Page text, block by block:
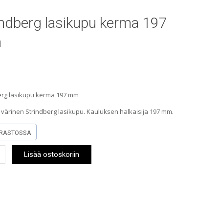
lasikupu kerma 197
lasikupu kerma 197 mm
Strindberg lasikupu. Kauluksen halkaisija 197 mm.
Lisää ostoskoriin